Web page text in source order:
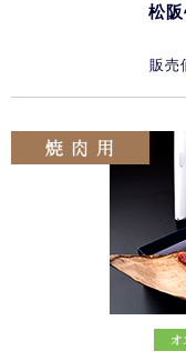
松
販売